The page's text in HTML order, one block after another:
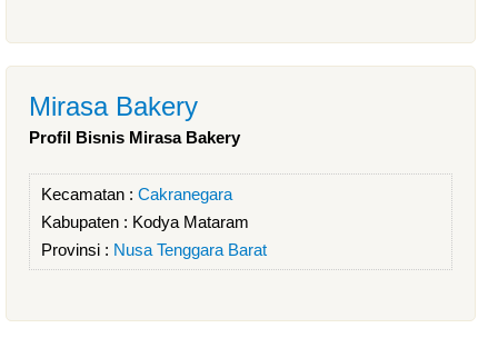
Mirasa Bakery
Profil Bisnis Mirasa Bakery
Kecamatan : Cakranegara
Kabupaten : Kodya Mataram
Provinsi : Nusa Tenggara Barat